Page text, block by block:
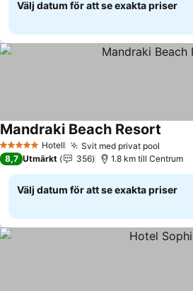
Välj datum för att se exakta priser
5 Stjärnor Hotell Svit med privat pool
Mandraki Beach Resort
8,7 Utmärkt 356 1.8 km till Centrum
Välj datum för att se exakta priser